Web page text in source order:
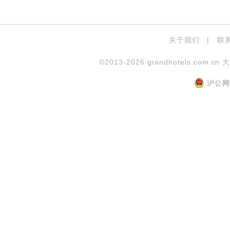
关于我们 | 联
©2013-2026 grandhotels.com.cn
沪公